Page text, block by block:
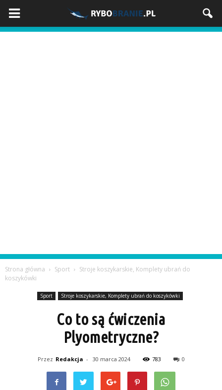
Strona główna Sport
Stroje koszykarskie, Komplety ubrań do
koszykówki
Sport Stroje koszykarskie, Komplety ubrań do koszykówki
Co to są ćwiczenia
Plyometryczne?
Przez Redakcja - 30 marca 2024 783 0